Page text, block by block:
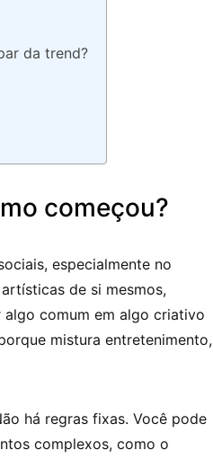
da trend?
começou?
especialmente no
de si mesmos,
comum em algo criativo
mistura entretenimento,
há regras fixas. Você pode
complexos, como o